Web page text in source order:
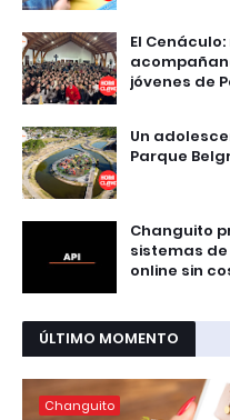
El
jóvenes de
Un
Parque
Changuito
sistemas de
online sin
ÚLTIMO MOMENTO
Changuito